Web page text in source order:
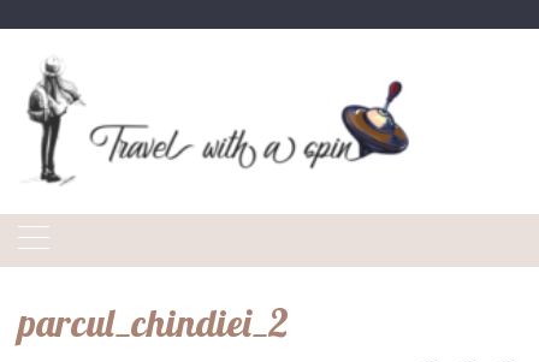
content
parcul_chindiei_2